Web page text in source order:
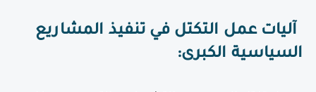
آليات عمل التكتل في تنفيذ المشاريع
السياسية الكبرى: